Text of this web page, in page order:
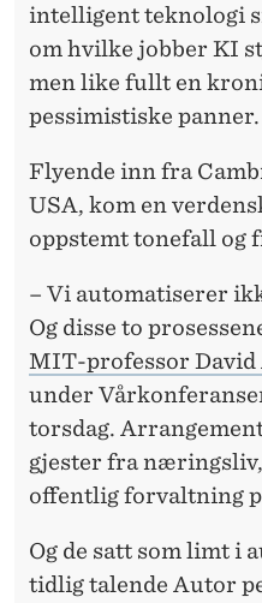
intelligent teknologi
om hvilke jobber KI
men like fullt en
pessimistiske panner.
Flyende inn fra
USA, kom en
oppstemt tonefall og
– Vi automatiserer
Og disse to
MIT-professor David
under
torsdag.
gjester fra
offentlig forvaltning
Og de satt som limt i
tidlig talende Autor